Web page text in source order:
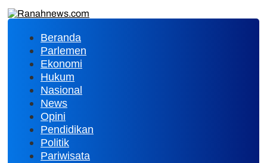
Beranda
Parlemen
Ekonomi
Hukum
Nasional
News
Opini
Pendidikan
Politik
Pariwisata